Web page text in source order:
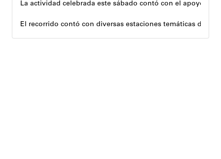
La actividad celebrada este sábado contó con el apoyo
El recorrido contó con diversas estaciones temáticas